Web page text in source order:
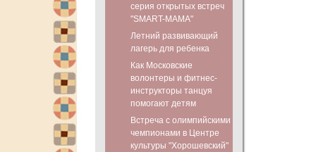
серия открытых встреч
"SMART-МАМА"
Летний развивающий
лагерь для ребенка
Как Московские
волонтеры и фитнес-
инструкторы танцуя
помогают детям
Встреча с олимпийскими
чемпионами в Центре
культуры "Хорошевский"